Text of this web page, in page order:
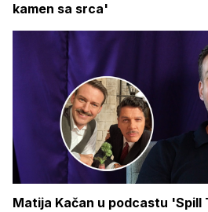
kamen sa srca'
Matija Kačan u podcastu 'Spill